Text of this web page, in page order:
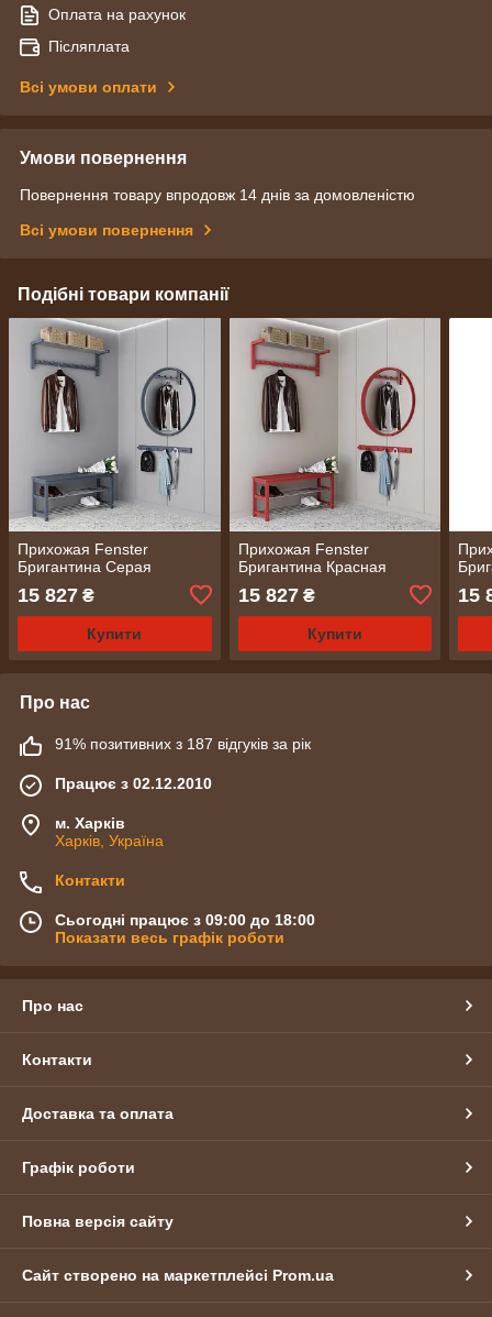
Оплата на рахунок
Післяплата
Всі умови оплати
Умови повернення
Повернення товару впродовж 14 днів за домовленістю
Всі умови повернення
Подібні товари компанії
Прихожая Fenster
Бригантина Серая
15 827 ₴
Купити
Прихожая Fenster
Бригантина Красная
15 827₴
Купити
15
Про нас
91% позитивних з 187 відгуків за рік
Працює з 02.12.2010
м. Харків
Харків, Україна
Контакти
Сьогодні працює з 09:00 до 18:00
Показати весь графік роботи
Про нас
Контакти
Доставка та оплата
Графік роботи
Повна версія сайту
Сайт створено на маркетплейсі Prom.ua